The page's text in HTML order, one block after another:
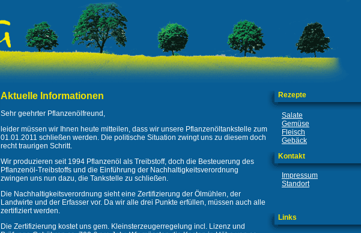
Aktuelle Informationen
Sehr geehrter Pflanzenölfreund,
leider müssen wir Ihnen heute mitteilen, dass wir unsere Pflanzenöltankstelle zum
01.01.2011 schließen werden. Die politische Situation zwingt uns zu diesem doch
recht traurigen Schritt.
Wir produzieren seit 1994 Pflanzenöl als Treibstoff, doch die Besteuerung des
Pflanzenöl-Treibstoffs und die Einführung der Nachhaltigkeitsverordnung
zwingen uns nun dazu, die Tankstelle zu schließen.
Die Nachhaltigkeitsverordnung sieht eine Zertifizierung der Ölmühlen, der
Landwirte und der Erfasser vor. Da wir alle drei Punkte erfüllen, müssen auch alle
zertifiziert werden.
Die Zertifizierung kostet uns gem. Kleinsterzeugerregelung incl. Lizenz und
Rezepte
Salate
Gemüse
Fleisch
Gebäck
Kontakt
Impressum
Standort
Links